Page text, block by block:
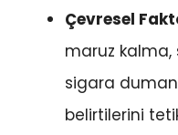
Çevresel
maruz kalma,
sigara
belirtilerini